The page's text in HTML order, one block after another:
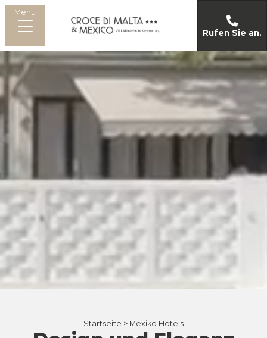
Menü
Rufen Sie an.
Startseite > Mexiko Hotels